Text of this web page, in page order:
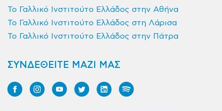
Το Γαλλικό Ινστιτούτο Ελλάδος στην Αθήνα
Το Γαλλικό Ινστιτούτο Ελλάδος στη Λάρισα
Το Γαλλικό Ινστιτούτο Ελλάδος στην Πάτρα
ΣΥΝΔΕΘΕΙΤΕ ΜΑΖΙ ΜΑΣ